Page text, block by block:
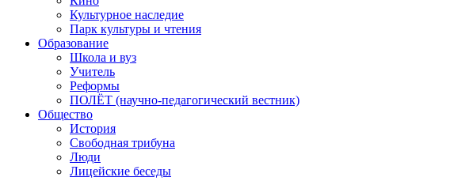
Культурное наследие
Парк культуры и чтения
Образование
Школа и вуз
Учитель
Реформы
ПОЛЁТ (научно-педагогический вестник)
Общество
История
Свободная трибуна
Люди
Лицейские беседы